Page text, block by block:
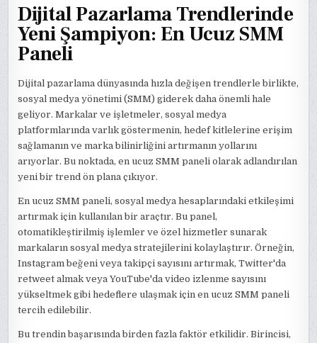
Dijital Pazarlama Trendlerinde
Yeni Şampiyon: En Ucuz SMM
Paneli
Dijital pazarlama dünyasında hızla değişen trendlerle birlikte,
sosyal medya yönetimi (SMM) giderek daha önemli hale
geliyor. Markalar ve işletmeler, sosyal medya
platformlarında varlık göstermenin, hedef kitlelerine erişim
sağlamanın ve marka bilinirliğini artırmanın yollarını
arıyorlar. Bu noktada, en ucuz SMM paneli olarak adlandırılan
yeni bir trend ön plana çıkıyor.
En ucuz SMM paneli, sosyal medya hesaplarındaki etkileşimi
artırmak için kullanılan bir araçtır. Bu panel,
otomatikleştirilmiş işlemler ve özel hizmetler sunarak
markaların sosyal medya stratejilerini kolaylaştırır. Örneğin,
Instagram beğeni veya takipçi sayısını artırmak, Twitter'da
retweet almak veya YouTube'da video izlenme sayısını
yükseltmek gibi hedeflere ulaşmak için en ucuz SMM paneli
tercih edilebilir.
Bu trendin başarısında birden fazla faktör etkilidir. Birincisi,